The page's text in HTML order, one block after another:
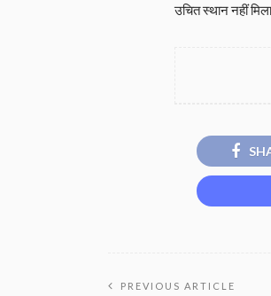
उचित स्थान नहीं
PREVIOUS ARTICLE